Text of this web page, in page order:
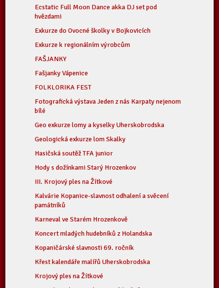
Ecstatic Full Moon Dance akka DJ set pod
hvězdami
Exkurze do Ovocné školky v Bojkovicích
Exkurze k regionálním výrobcům
FAŠJANKY
Fašjanky Vápenice
FOLKLORIKA FEST
Fotografická výstava Jeden z nás Karpaty nejenom
bílé
Geo exkurze lomy a kyselky Uherskobrodska
Geologická exkurze lom Skalky
Hasičská soutěž TFA junior
Hody s dožínkami Starý Hrozenkov
III. Krojový ples na Žítkové
Kalvárie Kopanice-slavnost odhalení a svěcení
památníků
Karneval ve Starém Hrozenkově
Koncert mladých hudebníků z Holandska
Kopaničárské slavnosti 69. ročník
Křest kalendáře malířů Uherskobrodska
Krojový ples na Žítkové